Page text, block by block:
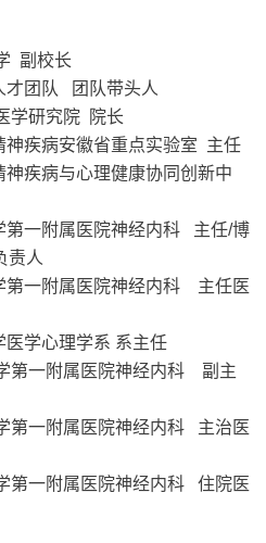
副校长
团队 团队带头人
学研究院 院长
疾病安徽省重点实验室 主任
疾病与心理健康协同创新中
一附属医院神经内科 主任/博
责人
一附属医院神经内科 主任医
学心理学系 系主任
第一附属医院神经内科 副主
一附属医院神经内科 主治医
第一附属医院神经内科 住院医